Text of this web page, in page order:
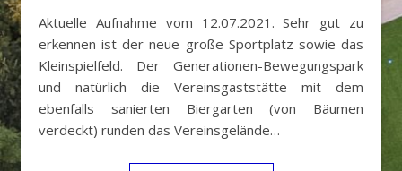
Aktuelle Aufnahme vom 12.07.2021. Sehr gut zu
erkennen ist der neue große Sportplatz sowie das
Kleinspielfeld. Der Generationen-Bewegungspark
und natürlich die Vereinsgaststätte mit dem
ebenfalls sanierten Biergarten (von Bäumen
verdeckt) runden das Vereinsgelände…